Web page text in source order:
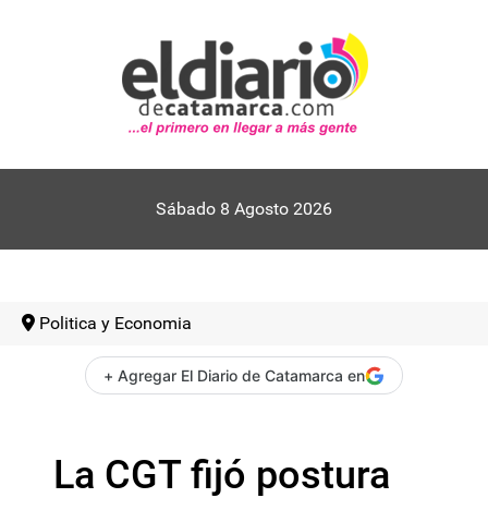
Sábado 8 Agosto 2026
Politica y Economia
+ Agregar El Diario de Catamarca en
La CGT fijó postura